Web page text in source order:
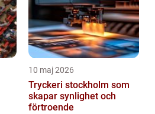
10 maj 2026
Tryckeri stockholm som
skapar synlighet och
förtroende